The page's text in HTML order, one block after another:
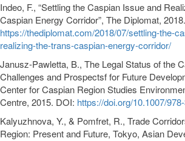
Indeo, F., “Settling the Caspian Issue and
Caspian Energy Corridor”, The Diplomat, 2018.
https://thediplomat.com/2018/07/settling-the-
realizing-the-trans-caspian-energy-corridor/
Janusz-Pawletta, B., The Legal Status of the
Challenges and Prospectsf for Future
Center for Caspian Region Studies
Centre, 2015. DOI: https://doi.org/10.1007/
Kalyuzhnova, Y., & Pomfret, R., Trade
Region: Present and Future, Tokyo, Asian